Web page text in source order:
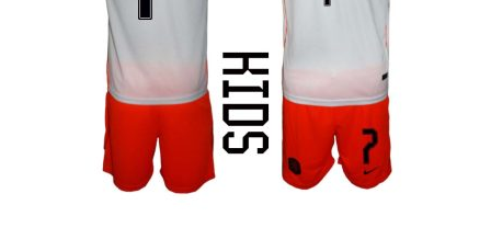
produktsidan